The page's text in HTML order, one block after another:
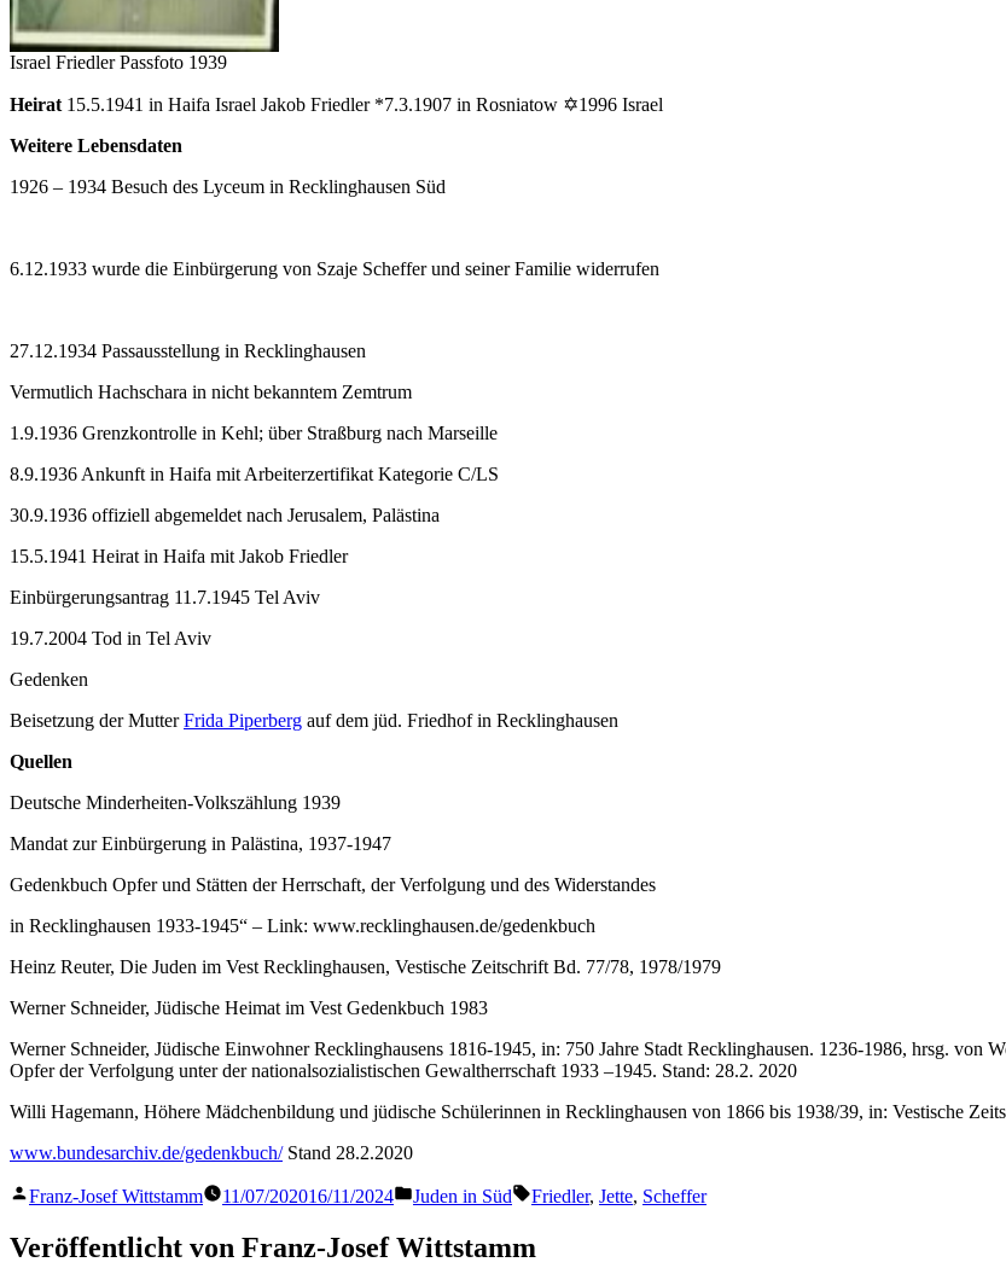
Israel Friedler Passfoto 1939
Heirat 15.5.1941 in Haifa Israel Jakob Friedler *7.3.1907 in Rosniatow ✡1996 Israel
Weitere Lebensdaten
1926 – 1934 Besuch des Lyceum in Recklinghausen Süd
6.12.1933 wurde die Einbürgerung von Szaje Scheffer und seiner Familie widerrufen
27.12.1934 Passausstellung in Recklinghausen
Vermutlich Hachschara in nicht bekanntem Zemtrum
1.9.1936 Grenzkontrolle in Kehl; über Straßburg nach Marseille
8.9.1936 Ankunft in Haifa mit Arbeiterzertifikat Kategorie C/LS
30.9.1936 offiziell abgemeldet nach Jerusalem, Palästina
15.5.1941 Heirat in Haifa mit Jakob Friedler
Einbürgerungsantrag 11.7.1945 Tel Aviv
19.7.2004 Tod in Tel Aviv
Gedenken
Beisetzung der MutterFrida Piperberg auf dem jüd. Friedhof in Recklinghausen
Quellen
Deutsche Minderheiten-Volkszählung 1939
Mandat zur Einbürgerung in Palästina, 1937-1947
Gedenkbuch Opfer und Stätten der Herrschaft, der Verfolgung und des Widerstandes
in Recklinghausen 1933-1945“ – Link: www.recklinghausen.de/gedenkbuch
Heinz Reuter, Die Juden im Vest Recklinghausen, Vestische Zeitschrift Bd. 77/78, 1978/1979
Werner Schneider, Jüdische Heimat im Vest Gedenkbuch 1983
Werner Schneider, Jüdische Einwohner Recklinghausens 1816-1945, in: 750 Jahre Stadt Recklinghausen. 1236-1986, hrsg.
Opfer der Verfolgung unter der nationalsozialistischen Gewaltherrschaft 1933 –1945. Stand: 28.2. 2020
Willi Hagemann, Höhere Mädchenbildung und jüdische Schülerinnen in Recklinghausen von 1866 bis 1938/39, in: Vestische
www.bundesarchiv.de/gedenkbuch/Stand 28.2.2020
Veröffentlicht
Franz-Josef Wittstamm 11/07/202016/11/2024
Veröffentlicht
Juden in Süd Schlagwörter:
Friedler, Jette, Scheffer
Veröffentlicht von Franz-Josef Wittstamm